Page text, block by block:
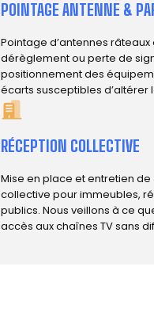
POINTAGE ANTENNE &
Pointage d’antennes
dérèglement ou perte de
positionnement des
écarts susceptibles d’altérer
RÉCEPTION COLLECTIVE
Mise en place et entretien
collective pour immeubles,
publics. Nous veillons à ce
accès aux chaînes TV sans